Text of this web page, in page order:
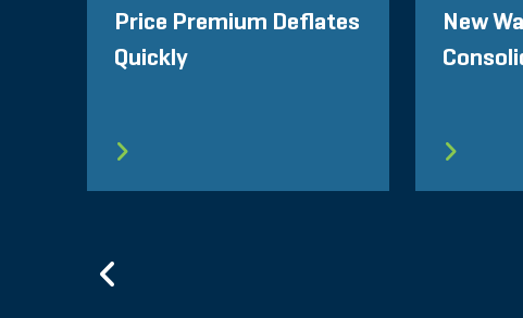
Price Premium Deflates
Quickly
New